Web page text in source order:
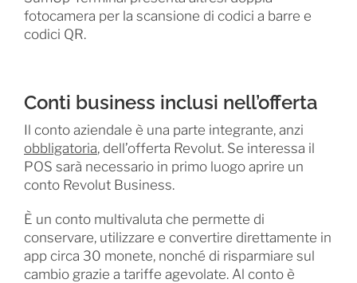
fotocamera per la scansione di codici a barre e
codici QR.
Conti business inclusi nell’offerta
Il conto aziendale è una parte integrante, anzi
obbligatoria, dell’offerta Revolut. Se interessa il
POS sarà necessario in primo luogo aprire un
conto Revolut Business.
È un conto multivaluta che permette di
conservare, utilizzare e convertire direttamente in
app circa 30 monete, nonché di risparmiare sul
cambio grazie a tariffe agevolate. Al conto è